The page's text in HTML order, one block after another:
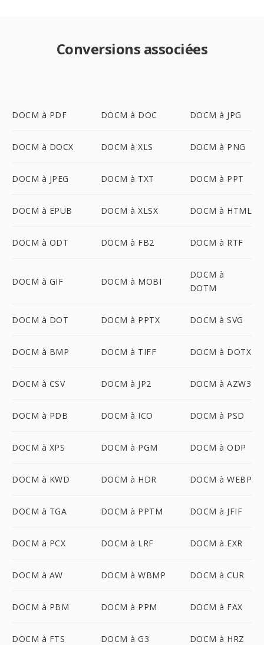
Conversions associées
DOCM à PDF DOCM à DOC DOCM à JPG
DOCM à DOCX DOCM à XLS DOCM à PNG
DOCM à JPEG DOCM à TXT DOCM à PPT
DOCM à EPUB DOCM à XLSX DOCM à HTML
DOCM à ODT DOCM à FB2 DOCM à RTF
DOCM à GIF DOCM à MOBI
DOCM à
DOTM
DOCM à DOT DOCM à PPTX DOCM à SVG
DOCM à BMP DOCM à TIFF DOCM à DOTX
DOCM à CSV DOCM à JP2 DOCM à AZW3
DOCM à PDB DOCM à ICO DOCM à PSD
DOCM à XPS DOCM à PGM DOCM à ODP
DOCM à KWD DOCM à HDR DOCM à WEBP
DOCM à TGA DOCM à PPTM DOCM à JFIF
DOCM à PCX DOCM à LRF DOCM à EXR
DOCM à AW DOCM à WBMP DOCM à CUR
DOCM à PBM DOCM à PPM DOCM à FAX
DOCM à FTS DOCM à G3 DOCM à HRZ